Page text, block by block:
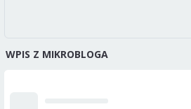
WPIS Z MIKROBLOGA